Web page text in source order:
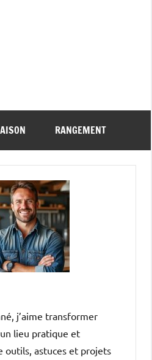
RANGEMENT
j’aime transformer
lieu pratique et
outils, astuces et projets